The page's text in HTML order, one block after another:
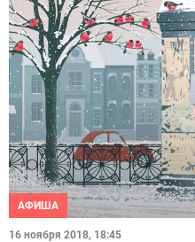
АФИША
16 ноября 2018, 18:45